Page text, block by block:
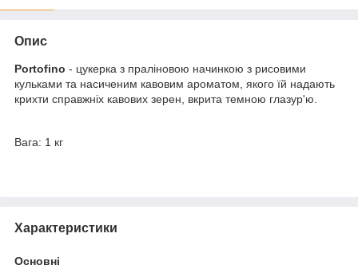
Опис
Portofino - цукерка з праліновою начинкою з рисовими
кульками та насиченим кавовим ароматом, якого їй надають
крихти справжніх кавових зерен, вкрита темною глазур'ю.
Вага: 1 кг
Характеристики
Основні